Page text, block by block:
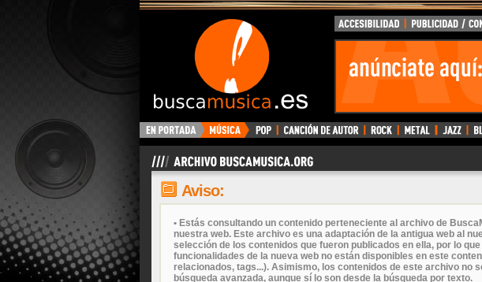
Aviso:
• Estás consultando un contenido perteneciente al archivo de
nuestra web. Este archivo es una adaptación de la antigua web al
selección de los contenidos que fueron publicados en ella, por lo
funcionalidades de la nueva web no están disponibles en este
relacionados, tags...). Asimismo, los contenidos de este archivo no
búsqueda avanzada, aunque sí lo son desde la búsqueda por texto.